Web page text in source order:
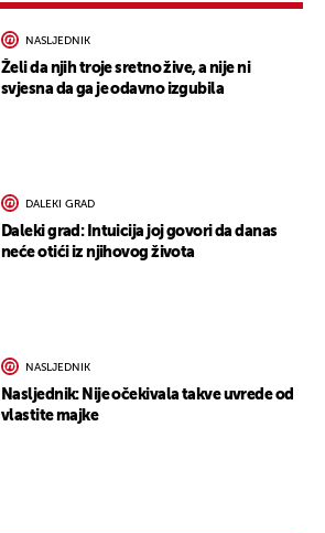
NASLJEDNIK
Želi da njih troje sretno žive, a nije ni
svjesna da ga je odavno izgubila
DALEKI GRAD
Daleki grad: Intuicija joj govori da danas
neće otići iz njihovog života
NASLJEDNIK
Nasljednik: Nije očekivala takve uvrede od
vlastite majke